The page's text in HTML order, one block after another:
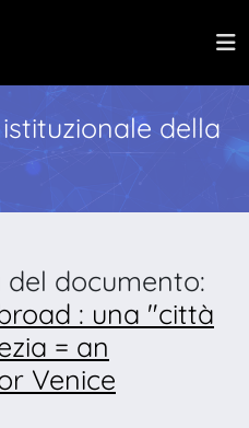
della
del documento:
: una "città
= an
Venice